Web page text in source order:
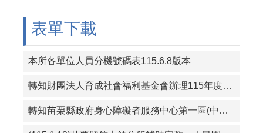
表單下載
本所各單位人員分機號碼表115.6.8版本
轉知財團法人育成社會福利基金會辦理115年度「從CRPD到ISP－專業人員支持身心障礙者積極參與個別化服務計畫研習課程」報名簡章資料
轉知苗栗縣政府身心障礙者服務中心第一區(中華民國珍珠社會福利服務協會承辦)辦理「一家心聚系列宣導活動」第1次活動簡章